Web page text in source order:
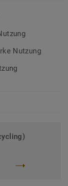
bei
EIR-Dekore
Nutzung